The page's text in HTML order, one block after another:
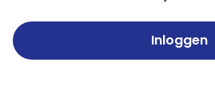
Inloggen